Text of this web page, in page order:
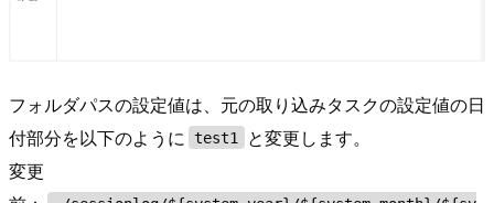
フォルダパスの設定値は、元の取り込みタスクの設定値の日
付部分を以下のように test1
と変更します。
変更